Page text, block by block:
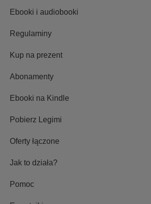
Ebooki i audiobooki
Regulaminy
Kup na prezent
Abonamenty
Ebooki na Kindle
Pobierz Legimi
Oferty łączone
Jak to działa?
Pomoc